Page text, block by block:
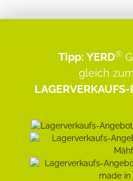
Tipp: YERD®
gleich
LAGERVERKAUFS-